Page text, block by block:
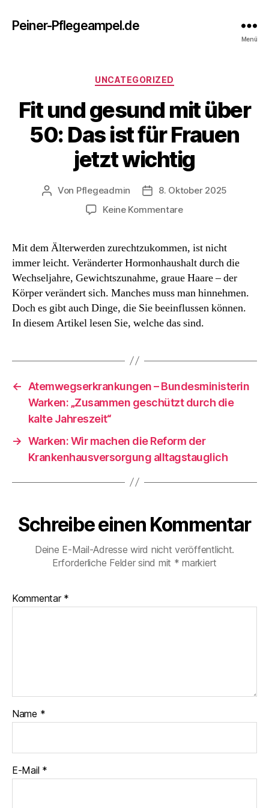
Peiner-Pflegeampel.de
Menü
Kategorien
UNCATEGORIZED
Fit und gesund mit über
50: Das ist für Frauen
jetzt wichtig
Beitragsautor
Von Pflegeadmin Beitragsdatum
8. Oktober 2025
Keine Kommentarezu
gesund
mit
über
ist
für
Mit dem Älterwerden zurechtzukommen, ist nicht
immer leicht. Veränderter Hormonhaushalt durch die
Wechseljahre, Gewichtszunahme, graue Haare – der
Körper verändert sich. Manches muss man hinnehmen.
Doch es gibt auch Dinge, die Sie beeinflussen können.
In diesem Artikel lesen Sie, welche das sind.
←
Atemwegserkrankungen – Bundesministerin
Warken: „Zusammen geschützt durch die
kalte Jahreszeit“
→ Warken: Wir machen die Reform der
Krankenhausversorgung alltagstauglich
Schreibe einen Kommentar
Deine E-Mail-Adresse wird nicht veröffentlicht.
Erforderliche Felder sind mit * markiert
Kommentar *
Name *
E-Mail *